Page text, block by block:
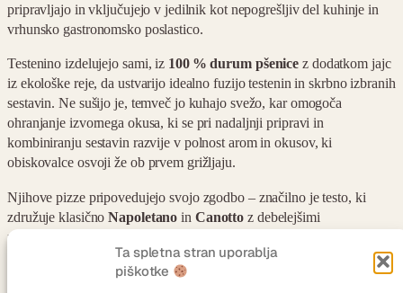
Ta spletna stran uporablja
piškotke
pripravljajo in vključujejo v jedilnik kot nepogrešljiv del kuhinje in
vrhunsko gastronomsko poslastico.
Testenino izdelujejo sami, iz 100 % durum pšenice z dodatkom jajc
iz ekološke reje, da ustvarijo idealno fuzijo testenin in skrbno izbranih
sestavin. Ne sušijo je, temveč jo kuhajo svežo, kar omogoča
ohranjanje izvornega okusa, ki se pri nadaljnji pripravi in
kombiniranju sestavin razvije v polnost arom in okusov, ki
obiskovalce osvoji že ob prvem grižljaju.
Njihove pizze pripovedujejo svojo zgodbo – značilno je testo, ki
združuje klasičnoNapoletano in Canotto z debelejšimi
napihnjenimi robovi. Na posebej zasnovano testo dodajajo sestavine
vrhunske kakovosti, kot sofior di latte mozzarella
družinske mlekarne blizu Neaplja,